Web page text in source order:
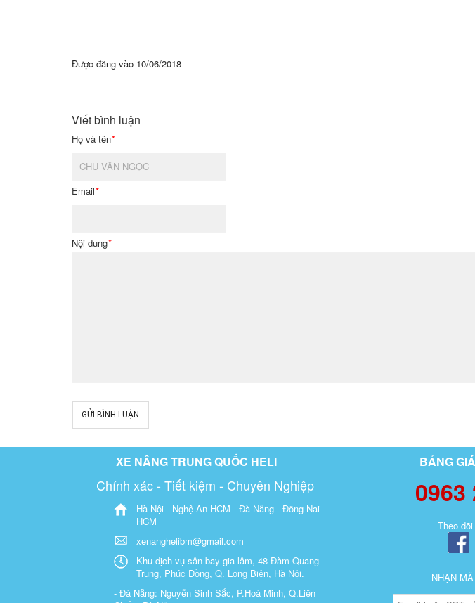
Được đăng vào 10/06/2018
Viết bình luận
Họ và tên*
Email*
Nội dung*
GỬI BÌNH LUẬN
XE NÂNG TRUNG QUỐC HELI
Chính xác - Tiết kiệm - Chuyên Nghiệp
Hà Nội - Nghệ An HCM - Đà Nẵng - Đồng Nai-
HCM
xenanghelibm@gmail.com
Khu dịch vụ sân bay gia lâm, 48 Đàm Quang
Trung, Phúc Đồng, Q. Long Biên, Hà Nội.
- Đà Nẵng: Nguyễn Sinh Sắc, P.Hoà Minh, Q.Liên
BẢNG
0963
Theo
NHẬN